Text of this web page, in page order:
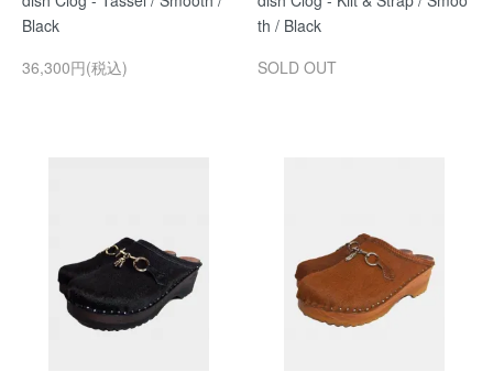
Black
36,300円(税込)
th / Black
SOLD OUT